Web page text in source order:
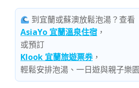
到宜蘭或蘇澳放鬆泡湯？查看
AsiaYo 宜蘭溫泉住宿 ，
或預訂
Klook 宜蘭旅遊票券，
輕鬆安排泡湯、一日遊與親子樂